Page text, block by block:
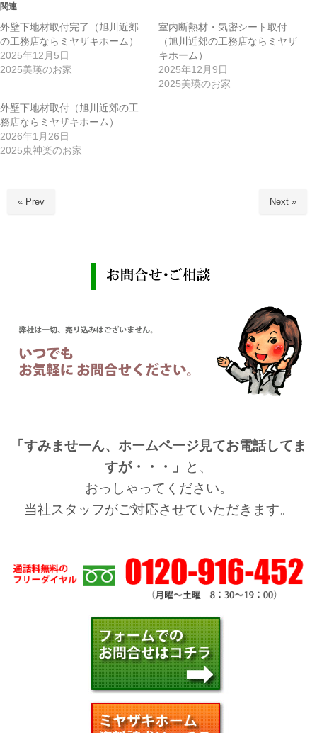
関連
外壁下地材取付完了（旭川近郊
の工務店ならミヤザキホーム）
2025年12月5日
2025美瑛のお家
室内断熱材・気密シート取付
（旭川近郊の工務店ならミヤザ
キホーム）
2025年12月9日
2025美瑛のお家
外壁下地材取付（旭川近郊の工
務店ならミヤザキホーム）
2026年1月26日
2025東神楽のお家
« Prev Next »
「すみませーん、ホームページ見てお電話してま
すが・・・」
と、
おっしゃってください。
当社スタッフがご対応させていただきます。